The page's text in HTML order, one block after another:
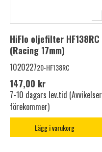
HiFlo oljefilter HF138RC
(Racing 17mm)
102022720-HF138RC
147,00 kr
7-10 dagars lev.tid (Avvikelser
förekommer)
Lägg i varukorg